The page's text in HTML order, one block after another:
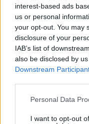
interest-based ads
us or personal
your opt-out. You may
disclosure of your
IAB’s list of
also be disclosed by
Downstream
Personal Data
I want to opt-out
Πήρε τον Αλέρικ Φρίμαν ο
Βίκος Ιωαννίνων
HELLENiQ ENERGY:
εκατ. ευρώ τα EBITDA